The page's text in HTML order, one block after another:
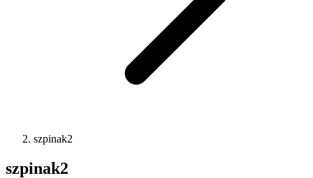
szpinak2
szpinak2